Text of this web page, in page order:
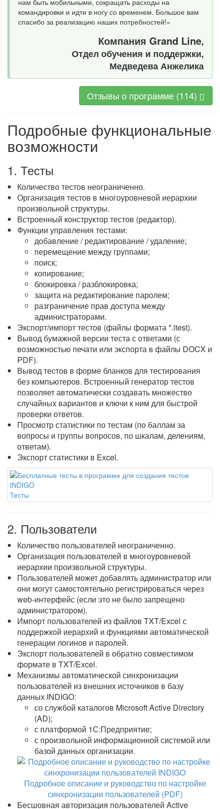
командировки и идти в ногу со временем. Большое вам
спасибо за реализацию наших потребностей!»
Компания Grand Line,
Отдел обучения и поддержки,
Медведева Анжелика
Отзывы о программе (114)
Подробные функциональные
возможности
1. Тесты
Количество тестов неограниченно.
Организация тестов в многоуровневой иерархии
произвольной структуры.
Встроенный конструктор тестов (редактор).
Функции управления тестами:
добавление / редактирование / удаление;
перемещение между группами;
поиск;
копирование;
блокировка / разблокировка;
защита на редактирование паролем;
разграничение прав доступа между
администраторами.
Экспорт/импорт тестов (файлы формата *.itest).
Вывод бумажной версии теста с ответами (с
возможностью печати или экспорта в файлы DOCX и
PDF).
Вывод тестов в форме бланков для тестирования
без компьютеров. Встроенный генератор тестов
позволяет автоматически создавать множество
случайных вариантов и ключи к ним для быстрой
проверки ответов.
Просмотр статистики по тестам (по баллам за
вопросы и группы вопросов, по шкалам, делениям,
ответам).
Экспорт статистики в Excel.
Тесты
2. Пользователи
Количество пользователей неограниченно.
Организация пользователей в многоуровневой
иерархии произвольной структуры.
Пользователей может добавлять администратор или
они могут самостоятельно регистрироваться через
web-интерфейс (если это не было запрещено
администратором).
Импорт пользователей из файлов TXT/Excel с
поддержкой иерархий и функциями автоматической
генерации логинов и паролей.
Экспорт пользователей в обратно совместимом
формате в TXT/Excel.
Механизмы автоматической синхронизации
пользователей из внешних источников в базу
данных INDIGO:
со службой каталогов Microsoft Active Directory
(AD);
с платформой 1С:Предприятие;
с произвольной информационной системой или
базой данных организации.
Подробное описание и руководство по настройке
синхронизации пользователей (PDF)
Бесшовная авторизация пользователей Active